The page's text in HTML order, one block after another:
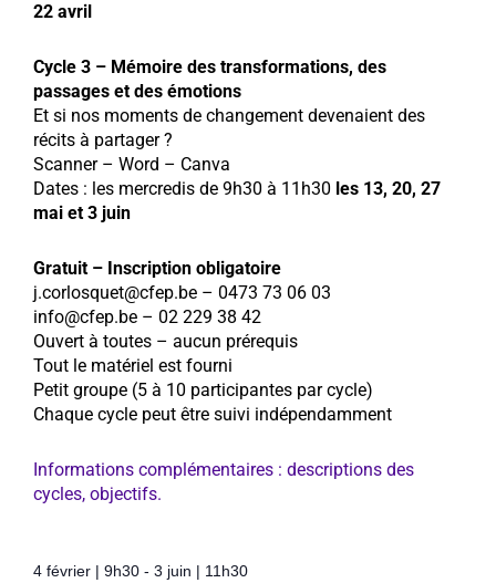
22 avril
Cycle 3 – Mémoire des transformations, des
passages et des émotions
Et si nos moments de changement devenaient des
récits à partager ?
Scanner – Word – Canva
Dates : les mercredis de 9h30 à 11h30 les 13, 20, 27
mai et 3 juin
Gratuit – Inscription obligatoire
j.corlosquet@cfep.be – 0473 73 06 03
info@cfep.be – 02 229 38 42
Ouvert à toutes – aucun prérequis
Tout le matériel est fourni
Petit groupe (5 à 10 participantes par cycle)
Chaque cycle peut être suivi indépendamment
Informations complémentaires : descriptions des
cycles, objectifs.
4 février 9h30 - 3 juin 11h30